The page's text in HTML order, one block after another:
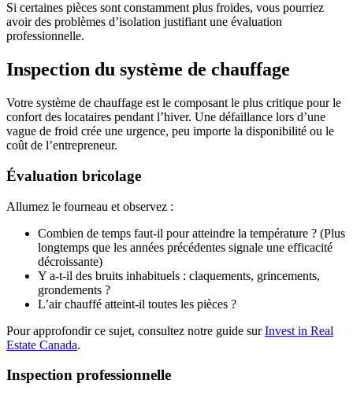
Si certaines pièces sont constamment plus froides, vous pourriez
avoir des problèmes d’isolation justifiant une évaluation
professionnelle.
Inspection du système de chauffage
Votre système de chauffage est le composant le plus critique pour le
confort des locataires pendant l’hiver. Une défaillance lors d’une
vague de froid crée une urgence, peu importe la disponibilité ou le
coût de l’entrepreneur.
Évaluation bricolage
Allumez le fourneau et observez :
Combien de temps faut-il pour atteindre la température ? (Plus
longtemps que les années précédentes signale une efficacité
décroissante)
Y a-t-il des bruits inhabituels : claquements, grincements,
grondements ?
L’air chauffé atteint-il toutes les pièces ?
Pour approfondir ce sujet, consultez notre guide surInvest in Real
Estate Canada.
Inspection professionnelle